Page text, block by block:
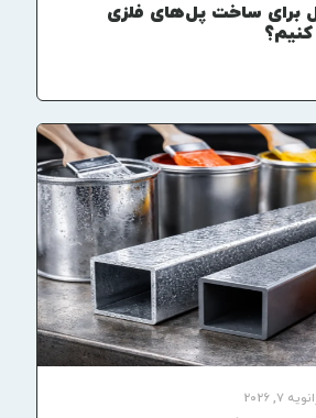
برای ساخت پل‌های فلزی
7, 2026